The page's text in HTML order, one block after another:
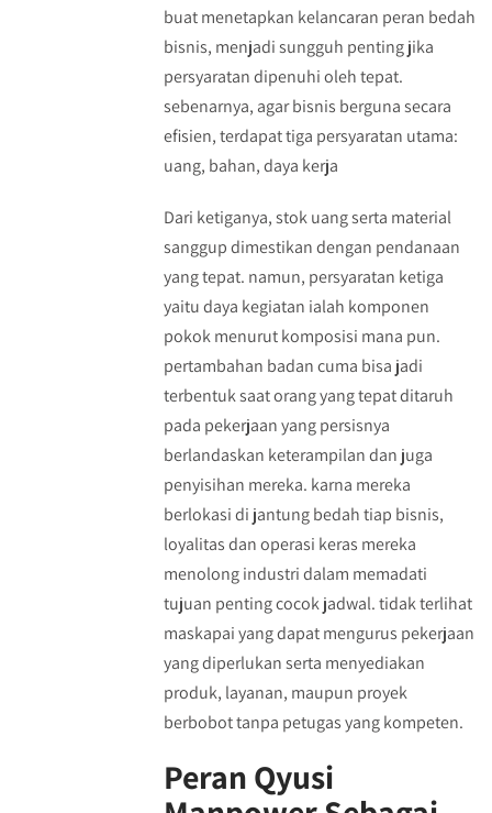
buat menetapkan kelancaran peran bedah
bisnis, menjadi sungguh penting jika
persyaratan dipenuhi oleh tepat.
sebenarnya, agar bisnis berguna secara
efisien, terdapat tiga persyaratan utama:
uang, bahan, daya kerja
Dari ketiganya, stok uang serta material
sanggup dimestikan dengan pendanaan
yang tepat. namun, persyaratan ketiga
yaitu daya kegiatan ialah komponen
pokok menurut komposisi mana pun.
pertambahan badan cuma bisa jadi
terbentuk saat orang yang tepat ditaruh
pada pekerjaan yang persisnya
berlandaskan keterampilan dan juga
penyisihan mereka. karna mereka
berlokasi di jantung bedah tiap bisnis,
loyalitas dan operasi keras mereka
menolong industri dalam memadati
tujuan penting cocok jadwal. tidak terlihat
maskapai yang dapat mengurus pekerjaan
yang diperlukan serta menyediakan
produk, layanan, maupun proyek
berbobot tanpa petugas yang kompeten.
Peran Qyusi